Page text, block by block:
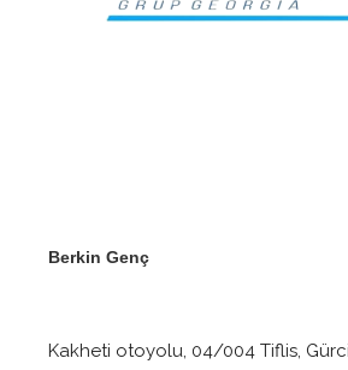
Berkin Genç
Kakheti otoyolu, 04/004 Tiflis,